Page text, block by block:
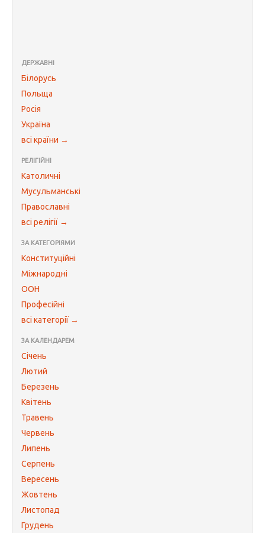
ДЕРЖАВНІ
Білорусь
Польща
Росія
Україна
всі країни →
РЕЛІГІЙНІ
Католичні
Мусульманські
Православні
всі релігії →
ЗА КАТЕГОРІЯМИ
Конституційні
Міжнародні
ООН
Професійні
всі категорії →
ЗА КАЛЕНДАРЕМ
Січень
Лютий
Березень
Квітень
Травень
Червень
Липень
Серпень
Вересень
Жовтень
Листопад
Грудень